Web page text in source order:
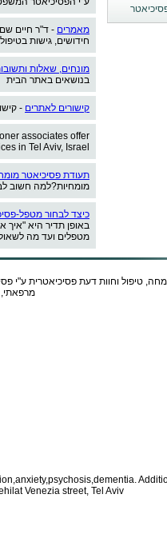
מאמרים - ד"ר חיים
חידושים, גישות
מונחים, שאלות
בנושאים באתר הבית
קישורים לאתרים -
associates offer
in Tel Aviv, Israel
תעודת פסיכיאטר
מומחיות?למה חשוב
כיצד לבחור מטפל-
באופן תדיר היא "איך
מטפלים ועד מה
טיפול וחוות דעת פסיכיאטרית ע"י
מרפאתי,
Venezia street, Tel Aviv